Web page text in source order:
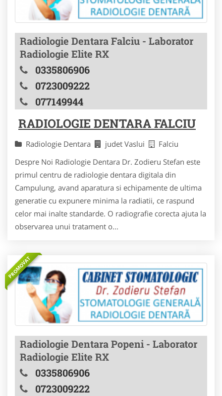
Radiologie Dentara Falciu - Laborator
Radiologie Elite RX
0335806906
0723009222
077149944
RADIOLOGIE DENTARA FALCIU
Radiologie Dentara judet Vaslui
Falciu
Despre Noi Radiologie Dentara Dr. Zodieru Stefan este
primul centru de radiologie dentara digitala din
Campulung, avand aparatura si echipamente de ultima
generatie cu expunere minima la radiatii, ce raspund
celor mai inalte standarde. O radiografie corecta ajuta la
observarea unui tratament o...
PROMOVAT
Radiologie Dentara Popeni - Laborator
Radiologie Elite RX
0335806906
0723009222